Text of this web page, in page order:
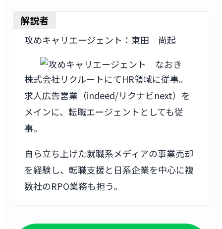
解説者
攻めキャリエージェント：東田 尚起
株式会社リクルートにてHR領域に従事。
求人広告営業（indeed/リクナビnext）を
メインに、転職エージェントとしても従
事。
自ら立ち上げた就職系メディアの事業売却
を経験し、転職支援と日系企業を中心に複
数社のRPO業務も担う。